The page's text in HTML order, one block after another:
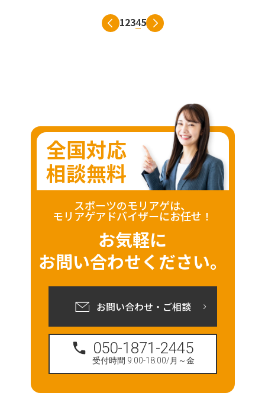
12345
全国対応
相談無料
スポーツのモリアゲは、
モリアゲアドバイザーにお任せ！
お気軽に
お問い合わせください。
お問い合わせ・ご相談
050-1871-2445
受付時間 9:00-18:00/月～金